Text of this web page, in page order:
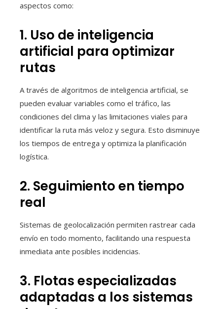
aspectos como:
1. Uso de inteligencia
artificial para optimizar
rutas
A través de algoritmos de inteligencia artificial, se
pueden evaluar variables como el tráfico, las
condiciones del clima y las limitaciones viales para
identificar la ruta más veloz y segura. Esto disminuye
los tiempos de entrega y optimiza la planificación
logística.
2. Seguimiento en tiempo
real
Sistemas de geolocalización permiten rastrear cada
envío en todo momento, facilitando una respuesta
inmediata ante posibles incidencias.
3. Flotas especializadas
adaptadas a los sistemas